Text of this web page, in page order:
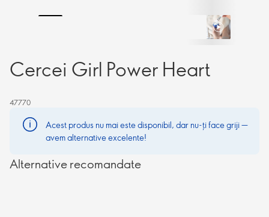
Cercei Girl Power Heart
47770
Acest produs nu mai este disponibil, dar nu-ți face griji —
avem alternative excelente!
Alternative recomandate